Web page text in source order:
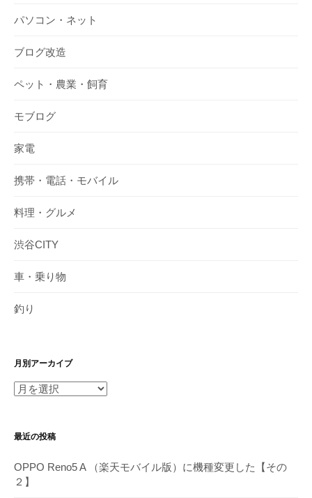
パソコン・ネット
ブログ改造
ペット・農業・飼育
モブログ
家電
携帯・電話・モバイル
料理・グルメ
渋谷CITY
車・乗り物
釣り
月別アーカイブ
月
ー
イ
ブ
最近の投稿
OPPO Reno5 A （楽天モバイル版）に機種変更した【その
２】